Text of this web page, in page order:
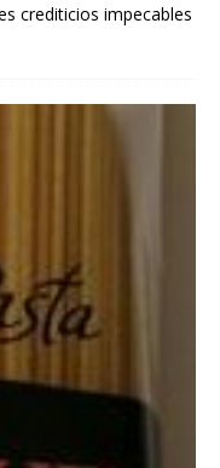
crediticios impecables